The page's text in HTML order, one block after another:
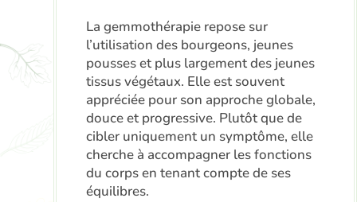
La gemmothérapie repose sur
l’utilisation des bourgeons, jeunes
pousses et plus largement des jeunes
tissus végétaux. Elle est souvent
appréciée pour son approche globale,
douce et progressive. Plutôt que de
cibler uniquement un symptôme, elle
cherche à accompagner les fonctions
du corps en tenant compte de ses
équilibres.